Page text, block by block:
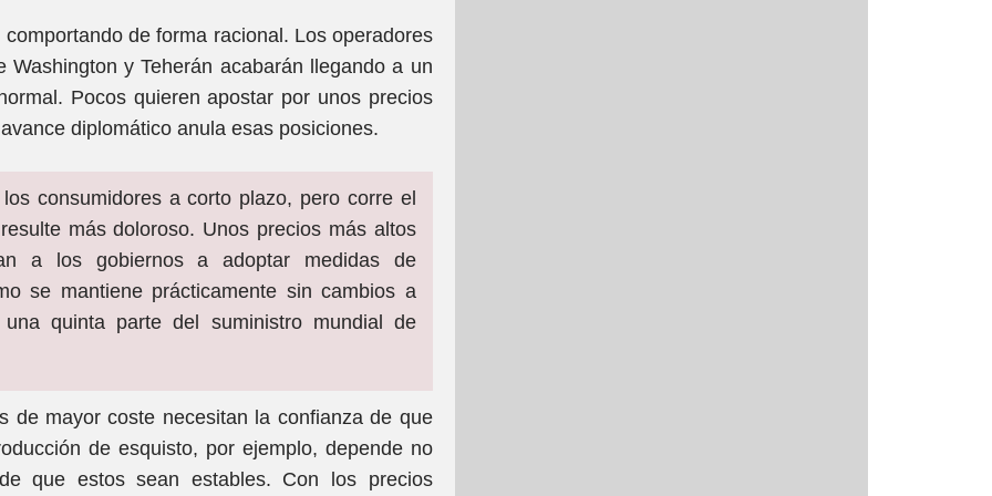
de forma racional. Los operadores
y Teherán acabarán llegando a un
Pocos quieren apostar por unos precios
diplomático anula esas posiciones.
consumidores a corto plazo, pero corre el
más doloroso. Unos precios más altos
a los gobiernos a adoptar medidas de
se mantiene prácticamente sin cambios a
quinta parte del suministro mundial de
de mayor coste necesitan la confianza de que
de esquisto, por ejemplo, depende no
que estos sean estables. Con los precios